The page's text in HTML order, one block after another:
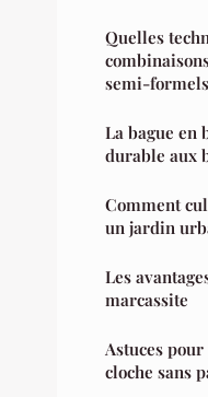
Quelles
semi-
La bague en
durable aux
Comment
un jardin
Les
marcassite
Astuces
cloche sans